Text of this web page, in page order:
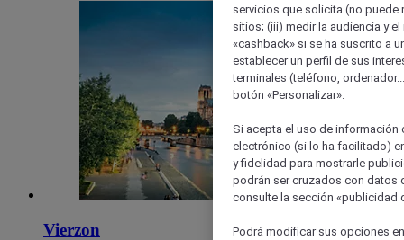
Vierzon
servicios que solicita (no puede
sitios; (iii) medir la audiencia y
«cashback» si se ha suscrito a
establecer un perfil de sus
terminales (teléfono,
botón «Personalizar».
Si acepta el uso de
electrónico (si lo ha facilitado)
y fidelidad para mostrarle
podrán ser cruzados con datos
consulte la sección «publicidad
Podrá modificar sus opciones